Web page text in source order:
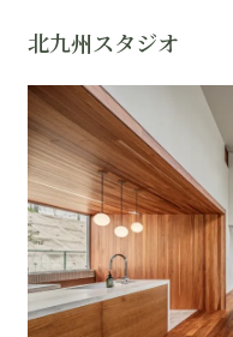
北九州スタジオ